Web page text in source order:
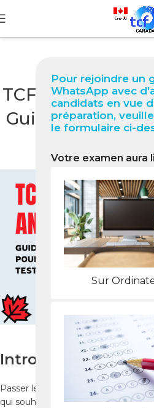
Pour rejoindre un
WhatsApp avec
candidats en vue
préparation,
le formulaire ci-
Votre examen aura
Sur
BLOG
TCF Canada à
Guide simple et
NabilOn janvier
Introduction
Passer le TCF Canada à Annaba
qui souhaitent immigrer ou étudier